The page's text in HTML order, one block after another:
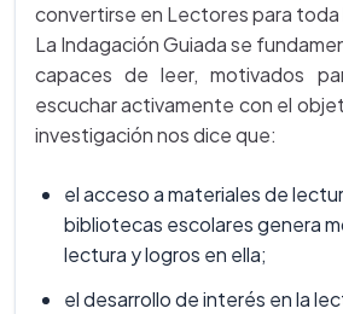
convertirse en Lectores para toda
La Indagación Guiada se
capaces de leer, motivados
escuchar activamente con el
investigación nos dice que:
el acceso a materiales de
bibliotecas escolares genera
lectura y logros en ella;
el desarrollo de interés en la